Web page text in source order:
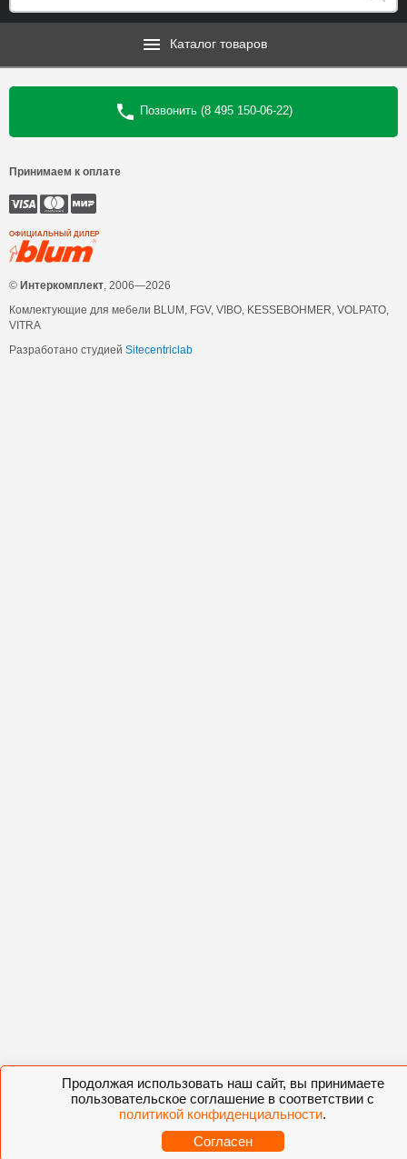
Продолжая использовать наш сайт, вы принимаете
пользовательское соглашение в соответствии с
политикой конфиденциальности.
Согласен
Каталог товаров
Позвонить (8 495 150-06-22)
Принимаем к оплате
ОФИЦИАЛЬНЫЙ ДИЛЕР
© Интеркомплект , 2006—2026
Комлектующие для мебели BLUM, FGV, VIBO, KESSEBOHMER, VOLPATO,
VITRA
Разработано студией Sitecentriclab